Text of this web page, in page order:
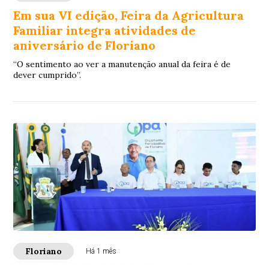
Em sua VI edição, Feira da Agricultura
Familiar integra atividades de
aniversário de Floriano
“O sentimento ao ver a manutenção anual da feira é de
dever cumprido”.
Floriano Há 1 mês